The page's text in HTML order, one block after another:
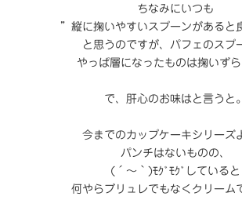
ちなみにいつも
”縦に掬いやすいスプーンがあると
と思うのですが、パフェのスプ
やっぱ層になったものは掬いず
で、肝心のお味はと言うと。
今までのカップケーキシリーズ
パンチはないものの、
(´～｀)ﾓｸﾞﾓｸﾞしていると
何やらブリュレでもなくクリーム